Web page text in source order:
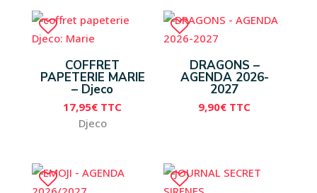
COFFRET
PAPETERIE MARIE
– Djeco
17,95€ TTC
Djeco
DRAGONS –
AGENDA 2026-
2027
9,90€ TTC